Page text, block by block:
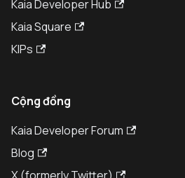
Kaia Developer Hub
Kaia Square
KIPs
Cộng đồng
Kaia Developer Forum
Blog